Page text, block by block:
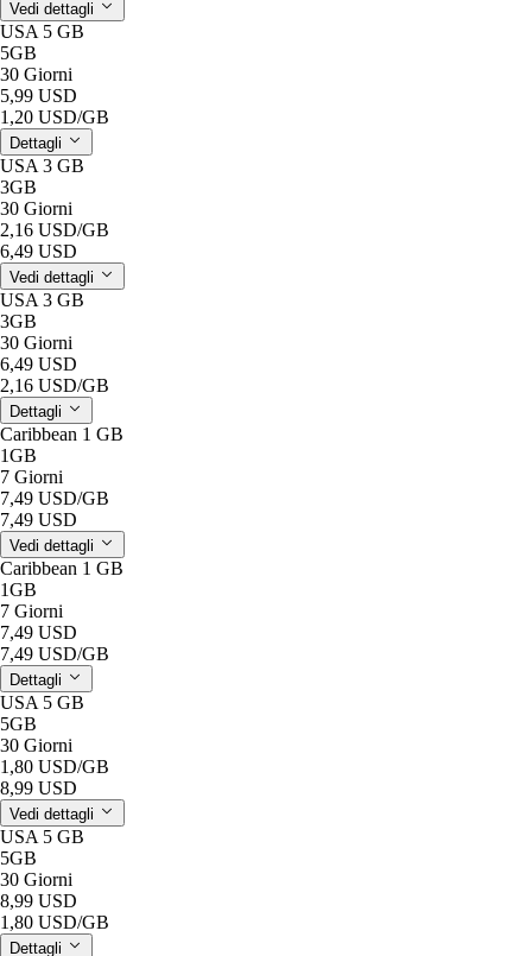
Vedi dettagli
USA 5 GB
5GB
30 Giorni
5,99 USD
1,20 USD/GB
Dettagli
USA 3 GB
3GB
30 Giorni
2,16 USD/GB
6,49 USD
Vedi dettagli
USA 3 GB
3GB
30 Giorni
6,49 USD
2,16 USD/GB
Dettagli
Caribbean 1 GB
1GB
7 Giorni
7,49 USD/GB
7,49 USD
Vedi dettagli
Caribbean 1 GB
1GB
7 Giorni
7,49 USD
7,49 USD/GB
Dettagli
USA 5 GB
5GB
30 Giorni
1,80 USD/GB
8,99 USD
Vedi dettagli
USA 5 GB
5GB
30 Giorni
8,99 USD
1,80 USD/GB
Dettagli